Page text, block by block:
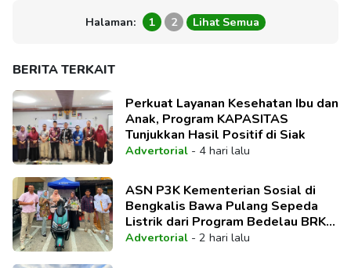
Halaman: 1 2 Lihat Semua
BERITA TERKAIT
Perkuat Layanan Kesehatan Ibu dan
Anak, Program KAPASITAS
Tunjukkan Hasil Positif di Siak
Advertorial- 4 hari lalu
ASN P3K Kementerian Sosial di
Bengkalis Bawa Pulang Sepeda
Listrik dari Program Bedelau BRK
Syariah
Advertorial- 2 hari lalu